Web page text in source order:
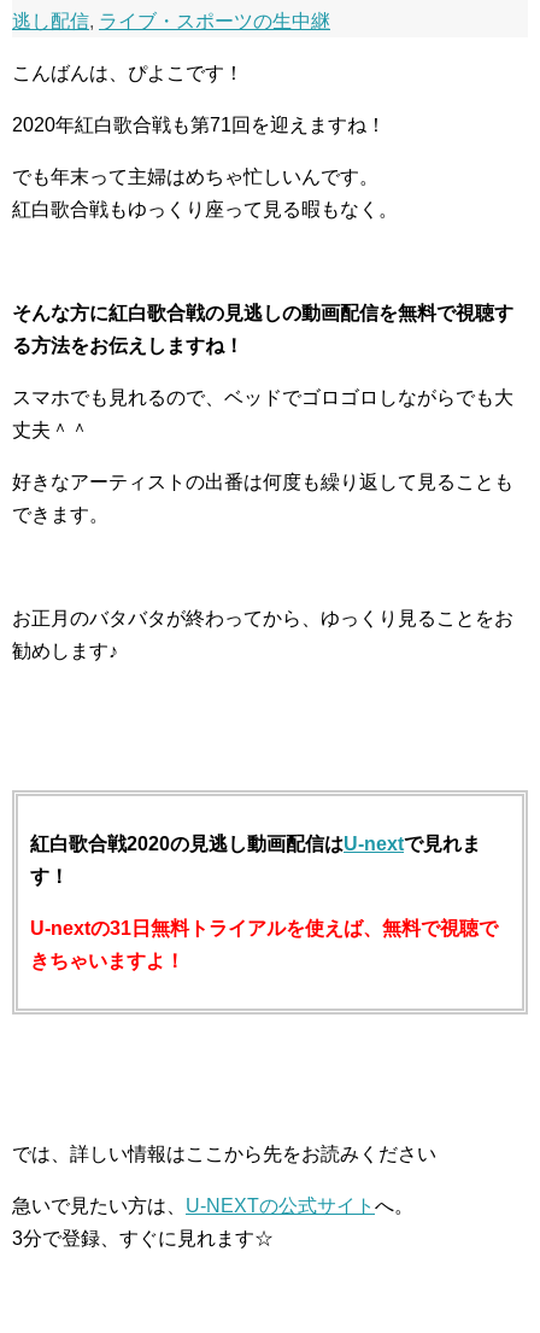
逃し配信, ライブ・スポーツの生中継
こんばんは、ぴよこです！
2020年紅白歌合戦も第71回を迎えますね！
でも年末って主婦はめちゃ忙しいんです。
紅白歌合戦もゆっくり座って見る暇もなく。
そんな方に紅白歌合戦の見逃しの動画配信を無料で視聴す
る方法をお伝えしますね！
スマホでも見れるので、ベッドでゴロゴロしながらでも大
丈夫＾＾
好きなアーティストの出番は何度も繰り返して見ることも
できます。
お正月のバタバタが終わってから、ゆっくり見ることをお
勧めします♪
紅白歌合戦2020の見逃し動画配信はU-nextで見れま
す！
U-nextの31日無料トライアルを使えば、無料で視聴で
きちゃいますよ！
では、詳しい情報はここから先をお読みください
急いで見たい方は、 U-NEXTの公式サイト へ。
3分で登録、すぐに見れます☆